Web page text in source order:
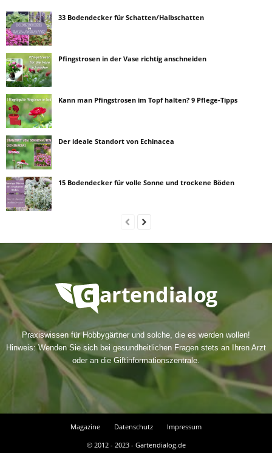
33 Bodendecker für Schatten/Halbschatten
Pfingstrosen in der Vase richtig anschneiden
Kann man Pfingstrosen im Topf halten? 9 Pflege-Tipps
Der ideale Standort von Echinacea
15 Bodendecker für volle Sonne und trockene Böden
Praxiswissen für Hobbygärtner und solche, die es werden wollen!
Hinweis: Wenden Sie sich bei gesundheitlichen Fragen stets an Ihren Arzt
oder an die Giftinformationszentrale.
Magazine Datenschutz
Impressum
© 2012 - 2023 - Gartendialog.de